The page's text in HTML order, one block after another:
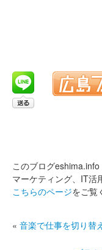
このブログ
マーケティング、IT活
こちらのページをご覧
« 音楽で仕事を切り替